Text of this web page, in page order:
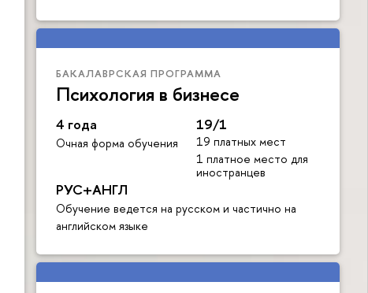
БАКАЛАВРСКАЯ ПРОГРАММА
Психология в бизнесе
4 года
Очная форма обучения
19/1
19 платных мест
1 платное место для
иностранцев
РУС+АНГЛ
Обучение ведется на русском и частично на
английском языке